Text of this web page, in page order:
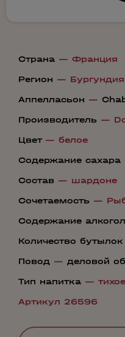
Страна — Франция
Регион — Бургундия
Аппелласьон —
Производитель —
Цвет— белое
Содержание
Состав — шардоне
Сочетаемость —
Содержание
Количество
Повод — деловой
Тип напитка — тихое
Артикул 26596